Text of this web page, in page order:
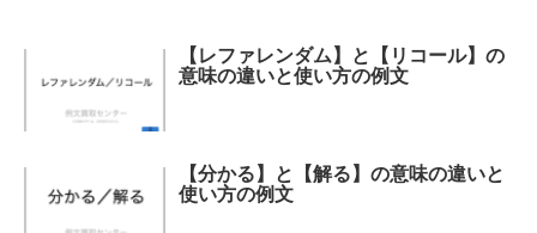
【レファレンダム】と【リコール】の
意味の違いと使い方の例文
【分かる】と【解る】の意味の違いと
使い方の例文